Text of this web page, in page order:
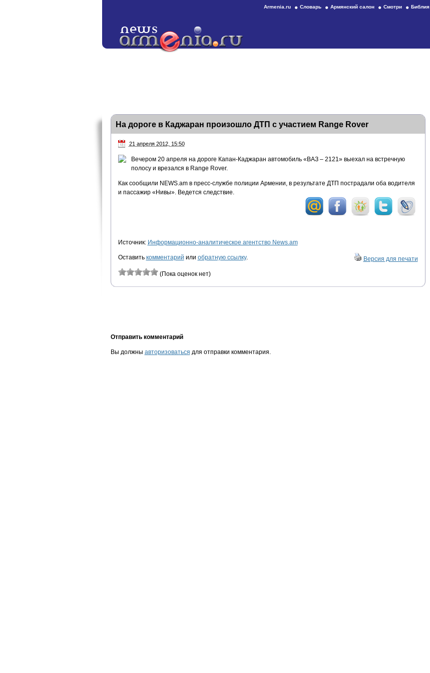
Armenia.ru Словарь Армянский салон Смотри Библия
На дороге в Каджаран произошло ДТП с участием Range Rover
21 апреля 2012, 15:50
Вечером 20 апреля на дороге Капан-Каджаран автомобиль «ВАЗ – 2121» выехал на встречную
полосу и врезался в Range Rover.
Как сообщили NEWS.am в пресс-службе полиции Армении, в результате ДТП пострадали оба водителя
и пассажир «Нивы». Ведется следствие.
Источник: Информационно-аналитическое агентство News.am
Оставить комментарий или обратную ссылку. Версия для печати
(Пока оценок нет)
Отправить комментарий
Вы должны авторизоваться для отправки комментария.